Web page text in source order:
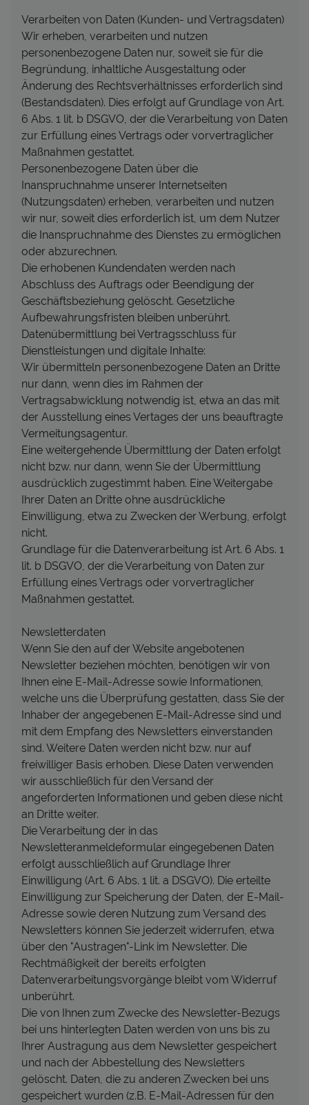
Verarbeiten von Daten (Kunden- und Vertragsdaten)
Wir erheben, verarbeiten und nutzen
personenbezogene Daten nur, soweit sie für die
Begründung, inhaltliche Ausgestaltung oder
Änderung des Rechtsverhältnisses erforderlich sind
(Bestandsdaten). Dies erfolgt auf Grundlage von Art.
6 Abs. 1 lit. b DSGVO, der die Verarbeitung von Daten
zur Erfüllung eines Vertrags oder vorvertraglicher
Maßnahmen gestattet.
Personenbezogene Daten über die
Inanspruchnahme unserer Internetseiten
(Nutzungsdaten) erheben, verarbeiten und nutzen
wir nur, soweit dies erforderlich ist, um dem Nutzer
die Inanspruchnahme des Dienstes zu ermöglichen
oder abzurechnen.
Die erhobenen Kundendaten werden nach
Abschluss des Auftrags oder Beendigung der
Geschäftsbeziehung gelöscht. Gesetzliche
Aufbewahrungsfristen bleiben unberührt.
Datenübermittlung bei Vertragsschluss für
Dienstleistungen und digitale Inhalte:
Wir übermitteln personenbezogene Daten an Dritte
nur dann, wenn dies im Rahmen der
Vertragsabwicklung notwendig ist, etwa an das mit
der Ausstellung eines Vertages der uns beauftragte
Vermeitungsagentur.
Eine weitergehende Übermittlung der Daten erfolgt
nicht bzw. nur dann, wenn Sie der Übermittlung
ausdrücklich zugestimmt haben. Eine Weitergabe
Ihrer Daten an Dritte ohne ausdrückliche
Einwilligung, etwa zu Zwecken der Werbung, erfolgt
nicht.
Grundlage für die Datenverarbeitung ist Art. 6 Abs. 1
lit. b DSGVO, der die Verarbeitung von Daten zur
Erfüllung eines Vertrags oder vorvertraglicher
Maßnahmen gestattet.
Newsletterdaten
Wenn Sie den auf der Website angebotenen
Newsletter beziehen möchten, benötigen wir von
Ihnen eine E-Mail-Adresse sowie Informationen,
welche uns die Überprüfung gestatten, dass Sie der
Inhaber der angegebenen E-Mail-Adresse sind und
mit dem Empfang des Newsletters einverstanden
sind. Weitere Daten werden nicht bzw. nur auf
freiwilliger Basis erhoben. Diese Daten verwenden
wir ausschließlich für den Versand der
angeforderten Informationen und geben diese nicht
an Dritte weiter.
Die Verarbeitung der in das
Newsletteranmeldeformular eingegebenen Daten
erfolgt ausschließlich auf Grundlage Ihrer
Einwilligung (Art. 6 Abs. 1 lit. a DSGVO). Die erteilte
Einwilligung zur Speicherung der Daten, der E-Mail-
Adresse sowie deren Nutzung zum Versand des
Newsletters können Sie jederzeit widerrufen, etwa
über den "Austragen"-Link im Newsletter. Die
Rechtmäßigkeit der bereits erfolgten
Datenverarbeitungsvorgänge bleibt vom Widerruf
unberührt.
Die von Ihnen zum Zwecke des Newsletter-Bezugs
bei uns hinterlegten Daten werden von uns bis zu
Ihrer Austragung aus dem Newsletter gespeichert
und nach der Abbestellung des Newsletters
gelöscht. Daten, die zu anderen Zwecken bei uns
gespeichert wurden (z.B. E-Mail-Adressen für den